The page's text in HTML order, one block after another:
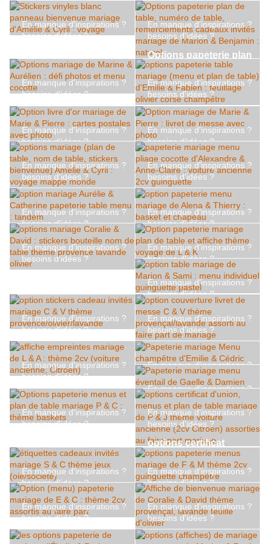
mariage Méline & Benoit
: lierre feuillage
Méline & Benoit
option table mariage de
Mélanie & Théo :
menu/marque place
pliage avion : thème
voyage
En manque d'inspirations ?
besoins d'idées ?
panneau bienvenue
mariage d'Amélie &
Cyril : voyage
En manque d'inspirations ?
besoins d'idées ?
Options papeterie plan
de table, numéro de
table, remerciements
cadeaux invités mariage
de Marion & Benjamin :
naturel
En manque d'inspirations ?
besoins d'idées ?
Options mariage de
Marine & Aurélien : défi
photos et menu cocotte
En manque d'inspirations ?
besoins d'idées ?
options papeterie table
mariage (menu et plan
de table) d'Emilie &
Fabien : feuillage olivier
corse champêtre
En manque d'inspirations ?
besoins d'idées ?
Option livre d'or
mariage de Marie &
Pierre : cartes postales
avec photo
En manque d'inspirations ?
besoins d'idées ?
Option mariage de Marie
& Pierre : livret de
messe avec photo
En manque d'inspirations ?
besoins d'idées ?
options mariage (plan
de table, nom de table,
stickers bienvenue)
Amélie & Cyril : voyage
mappe monde
En manque d'inspirations ?
besoins d'idées ?
papeterie mariage menu
pliage cocotte
d'Alexandre & Anne-
Claire : voiture ancienne
2cv guinguette
En manque d'inspirations ?
besoins d'idées ?
option mariage Aurélie
& Catherine papeterie
table menu : tandem
En manque d'inspirations ?
besoins d'idées ?
option papeterie menu
mariage de Alena &
Thierry : basket et
chapeau
En manque d'inspirations ?
besoins d'idées ?
bouteille nom de table
thème provence
lavande olivier
En manque d'inspirations ?
besoins d'idées ?
Option papeterie
mariage plan de table et
affiche thème voyage de
L & K
En manque d'inspirations ?
besoins d'idées ?
option table mariage de
Marion & Sami : menu
individuel guinguette
pastel
En manque d'inspirations ?
besoins d'idées ?
option stickers cadeau
invités mariage C & V
thème
provence/olivier/lavand
e
En manque d'inspirations ?
besoins d'idées ?
option couverture livret
de messe C & V thème
provençal/lavande
assorti au faire part de
mariage
En manque d'inspirations ?
besoins d'idées ?
affiche empreintes
mariage de L & A :
thème 2cv (voiture
En manque d'inspirations ?
besoins d'idées ?
Papeterie mariage Menu
champêtre d'Emilie &
Cédric
En manque d'inspirations ?
besoins d'idées ?
Papeterie mariage menu
éventail de Gaelle &
Damien
En manque d'inspirations ?
besoins d'idées ?
menus et plan de table
mariage P & C : thème
baskets
En manque d'inspirations ?
besoins d'idées ?
options certificat
d'union, menus et plan
de table mariage de P &
J thème voiture
ancienne (2cv Citroen)
assorties au faire part
mariage
En manque d'inspirations ?
besoins d'idées ?
étiquettes cadeaux
invités mariage S & C
thème jeux (oie/société)
En manque d'inspirations ?
besoins d'idées ?
options papeterie
menus mariage de F &
M thème 2cv guinguette
champêtre
En manque d'inspirations ?
besoins d'idées ?
Option (menu) papeterie
En manque d'inspirations ?
besoins d'idées ?
Affiche de bienvenue